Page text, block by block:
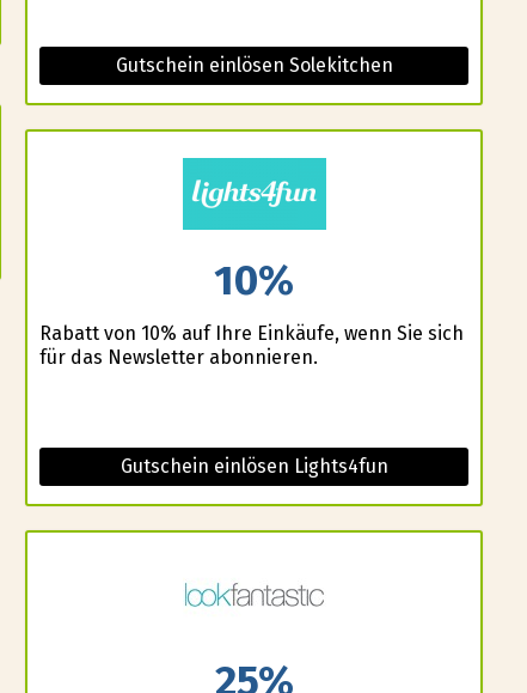
Gutschein einlösen Solekitchen
10%
Rabatt von 10% auf Ihre Einkäufe, wenn Sie sich
für das Newsletter abonnieren.
Gutschein einlösen Lights4fun
25%